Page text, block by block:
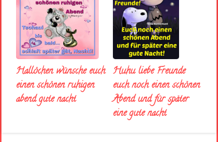
Hallöchen wünsche euch
einen schönen ruhigen
abend gute nacht
Huhu liebe Freunde
euch noch einen schönen
Abend und für später
eine gute nacht